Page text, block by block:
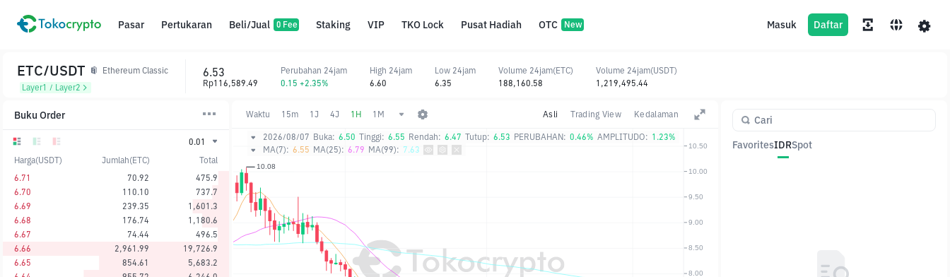
Pasar Pertukaran Beli/Jual 0 Fee Staking VIP TKO Lock Pusat Hadiah OTC New Masuk Daftar
Buku Order
0.01
Harga(USDT)
Jumlah(ETC)
Total
6.71
70.92
475.9
6.70
110.10
737.7
6.69
239.35
1,601.3
6.68
176.74
1,180.6
6.67
74.44
496.5
6.66
2,961.99
19,726.9
6.65
854.61
5,683.2
Waktu 15m 1J 4J 1H 1M Asli Trading View Kedalaman
2026/08/07 Buka: 6.50 Tinggi: 6.55 Rendah: 6.47 Tutup: 6.53 PERUBAHAN: 0.46% AMPLITUDO: 1.23%
MA(7): 6.55 MA(25): 6.79 MA(99): 7.63
ETC/USDT
Ethereum Classic
Layer1 / Layer2
6.53
Rp116,589.49
Perubahan 24jam
0.15 +2.35%
High 24jam
6.60
Low 24jam
6.35
Volume 24jam(ETC)
188,160.58
Volume 24jam(USDT)
1,219,495.44
FavoritesIDRSpot